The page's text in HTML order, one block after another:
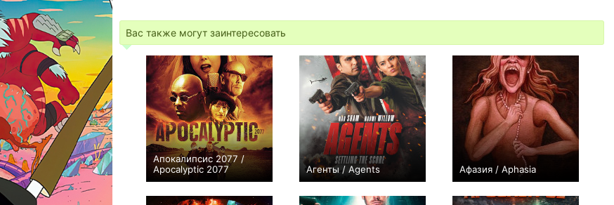
Вас также могут заинтересовать
Апокалипсис 2077 /
Apocalyptic 2077
−1
Агенты / Agents
0
Афазия / Aphasia
0